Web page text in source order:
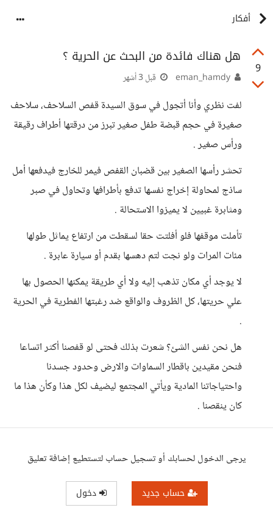
أفكار
9
هل هناك فائدة من البحث عن الحرية ؟
قبل 3 أشهر
لفت نظري وأنا أتجول في سوق السيدة قفص السلاحف، سلاحف
صغيرة في حجم قبضة طفل صغير تبرز من درقتها أطراف رقيقة
ورأس صغير .
تحشر رأسها الصغير بين قضبان القفص فيمر للخارج فيدفعها أمل
ساذج لمحاولة إخراج نفسها تدفع بأطرافها وتحاول في صبر
ومثابرة غبيين لا يميزوا الاستحالة .
تأملت موقفها فلو أفلتت حقا لسقطت من ارتفاع يماثل طولها
مئات المرات ولو نجت لتم دهسها بقدم أو سيارة عابرة .
لا يوجد أي مكان تذهب إليه ولا أي طريقة يمكنها الحصول بها
علي حريتها، كل الظروف والواقع ضد رغبتها الفطرية في الحرية
.
هل نحن نفس الشئ؟ شعرت بذلك فحتى لو قفصنا أكثر اتساعا
فنحن مقيدين باقطار السماوات والارض وحدود جسدنا
واحتياجاتنا المادية ويأتي المجتمع ليضيف لكل هذا وكأن هذا ما
كان ينقصنا .
يرجى الدخول لحسابك أو تسجيل حساب لتستطيع إضافة تعليق
حساب جديد دخول